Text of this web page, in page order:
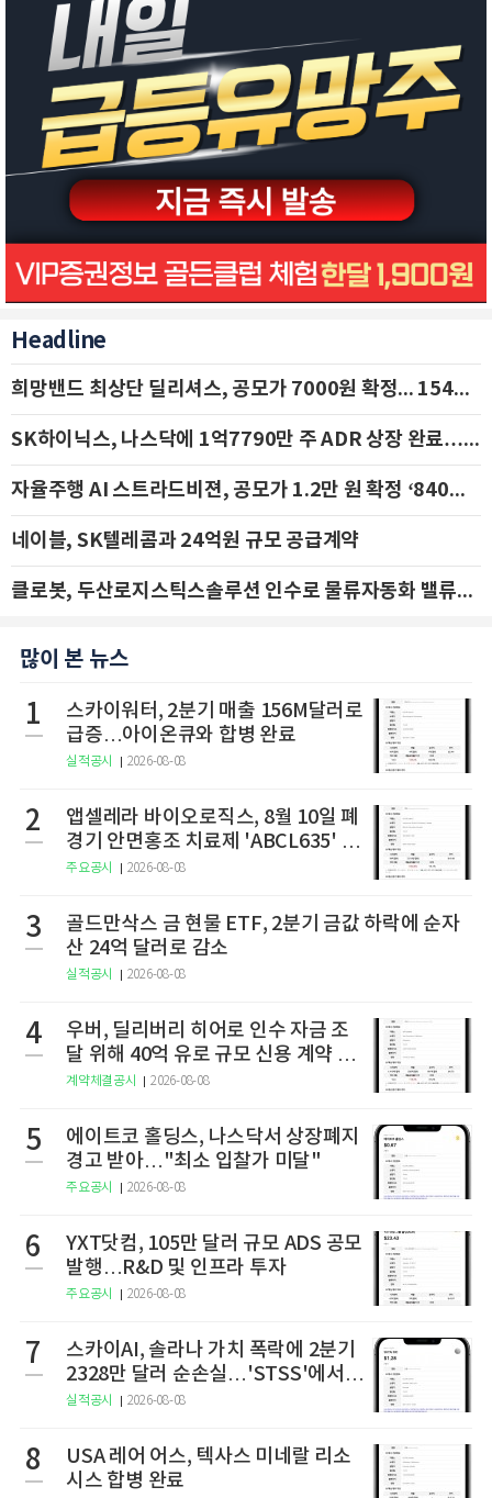
Headline
희망밴드 최상단 딜리셔스, 공모가 7000원 확정... 154억 규모 IPO 돌입
SK하이닉스, 나스닥에 1억7790만 주 ADR 상장 완료…29일 국내 추가 상장
자율주행 AI 스트라드비젼, 공모가 1.2만 원 확정 ‘840억 수혈’
네이블, SK텔레콤과 24억원 규모 공급계약
클로봇, 두산로지스틱스솔루션 인수로 물류자동화 밸류체인 확장 추진 - IBK투자증권
많이 본 뉴스
1
스카이워터, 2분기 매출 156M달러로
급증…아이온큐와 합병 완료
실적공시 2026-08-08
2
앱셀레라 바이오로직스, 8월 10일 폐
경기 안면홍조 치료제 'ABCL635' 임
상 2상 결과 발표
주요공시 2026-08-08
3
골드만삭스 금 현물 ETF, 2분기 금값 하락에 순자
산 24억 달러로 감소
실적공시 2026-08-08
4
우버, 딜리버리 히어로 인수 자금 조
달 위해 40억 유로 규모 신용 계약 체
결
계약체결공시 2026-08-08
5
에이트코 홀딩스, 나스닥서 상장폐지
경고 받아…"최소 입찰가 미달"
주요공시 2026-08-08
6
YXT닷컴, 105만 달러 규모 ADS 공모
발행…R&D 및 인프라 투자
주요공시 2026-08-08
7
스카이AI, 솔라나 가치 폭락에 2분기
2328만 달러 순손실…'STSS'에서
사명·티커 변경 완료
실적공시 2026-08-08
8
USA 레어 어스, 텍사스 미네랄 리소
시스 합병 완료